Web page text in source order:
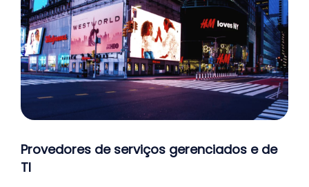
Provedores de serviços gerenciados e de
TI